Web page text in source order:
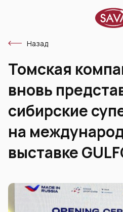
Назад
Томская
вновь
сибирские
на
выставке